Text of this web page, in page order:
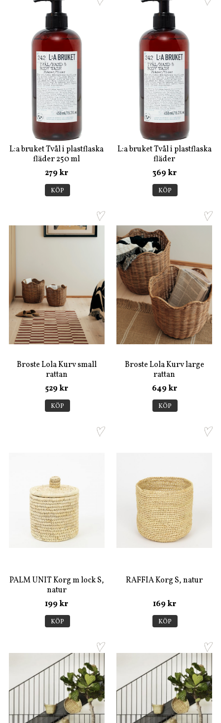
L:a bruket Tvål i plastflaska
fläder 250 ml
279 kr
KÖP
L:a bruket Tvål i plastflaska
fläder
369 kr
KÖP
Broste Lola Kurv small
rattan
529 kr
KÖP
Broste Lola Kurv large
rattan
649 kr
KÖP
PALM UNIT Korg m lock S,
natur
199 kr
KÖP
RAFFIA Korg S, natur
169 kr
KÖP